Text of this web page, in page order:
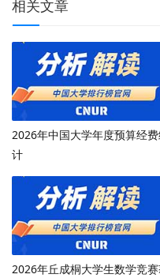
相关文章
2026年中国大学年度预算经
计
2026年丘成桐大学生数学竞